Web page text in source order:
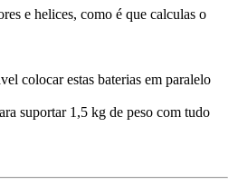
e helices, como é que calculas o
colocar estas baterias em paralelo
suportar 1,5 kg de peso com tudo